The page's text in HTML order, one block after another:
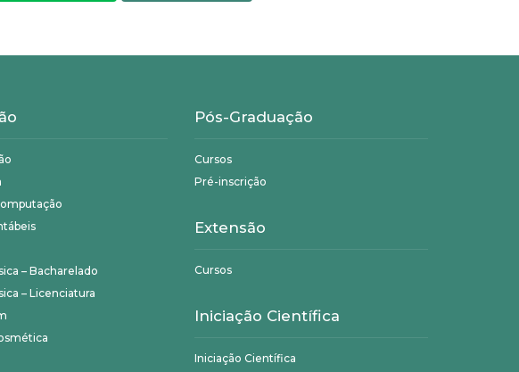
– Bacharelado
– Licenciatura
Pós-Graduação
Cursos
Pré-inscrição
Extensão
Cursos
Iniciação Científica
Iniciação Científica